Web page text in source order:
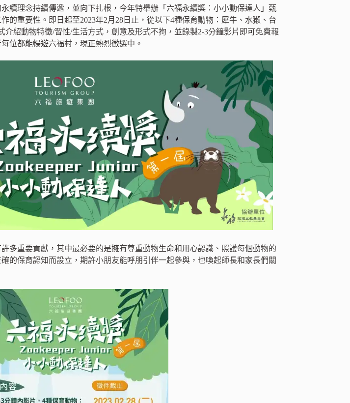
續理念持續傳遞，並向下扎根，今年特舉辦「六福永續獎：小小動保達人」甄
的重要性。即日起至2023年2月28日止，從以下4種保育動物：犀牛、水獺、台
介紹動物特徵/習性/生活方式，創意及形式不拘，並錄製2-3分鐘影片即可免費報
位都能暢遊六福村，現正熱烈徵選中。
多重要貢獻，其中最必要的是擁有尊重動物生命和用心認識、照護每個動物的
的保育認知而設立，期許小朋友能呼朋引伴一起參與，也喚起師長和家長們關